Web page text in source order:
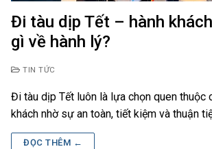
Đi tàu dịp Tết – hành
gì về hành lý?
TIN TỨC
Đi tàu dịp Tết luôn là lựa chọn quen thuộc
khách nhờ sự an toàn, tiết kiệm và thuận
ĐỌC THÊM ←